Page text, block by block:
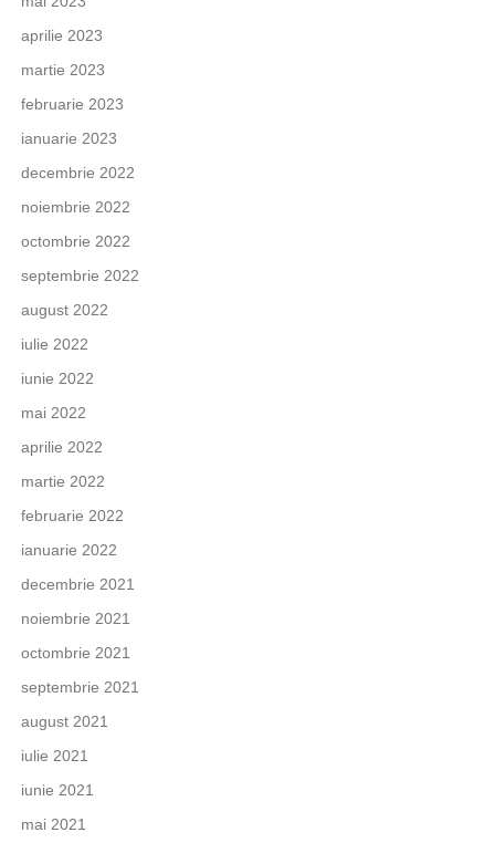
aprilie 2023
martie 2023
februarie 2023
ianuarie 2023
decembrie 2022
noiembrie 2022
octombrie 2022
septembrie 2022
august 2022
iulie 2022
iunie 2022
mai 2022
aprilie 2022
martie 2022
februarie 2022
ianuarie 2022
decembrie 2021
noiembrie 2021
octombrie 2021
septembrie 2021
august 2021
iulie 2021
iunie 2021
mai 2021